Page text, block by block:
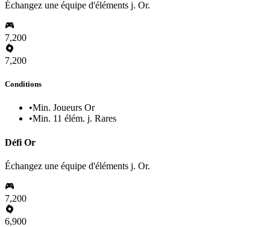
Échangez une équipe d'éléments j. Or.
7,200
7,200
Conditions
•Min. Joueurs Or
•Min. 11 élém. j. Rares
Défi Or
Échangez une équipe d'éléments j. Or.
7,200
6,900